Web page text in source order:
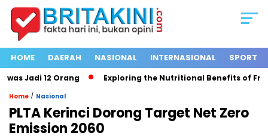
HOME DAERAH NASIONAL INTERNASIONAL SPORT
Jadi 12 Orang Exploring the Nutritional Benefits of Fruits
Home / Nasional
PLTA Kerinci Dorong Target Net Zero
Emission 2060